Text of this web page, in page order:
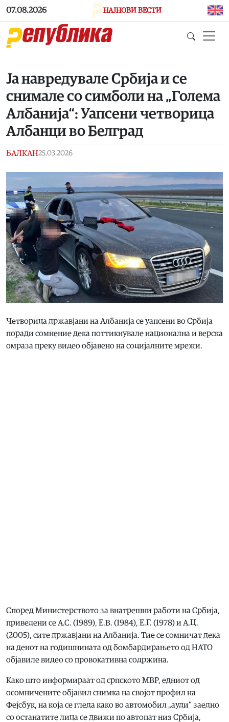
Skip to main content
07.08.2026 НАЈНОВИ ВЕСТИ
Ја навредувале Србија и се
снимале со симболи на „Голема
Албанија“: Уапсени четворица
Албанци во Белград
БАЛКАН25.03.2026
Четворица државјани на Албанија се уапсени во Србија
поради сомнение дека поттикнувале национална и верска
омраза преку видео објавено на социјалните мрежи.
Според Министерството за внатрешни работи на Србија,
приведени се А.С. (1989), Е.В. (1984), Е.Г. (1978) и А.Ц.
(2005), сите државјани на Албанија. Тие се сомничат дека
на денот на годишнината од бомбардирањето од НАТО
објавиле видео со провокативна содржина.
Како што информираат од српското МВР, едниот од
осомничените објавил снимка на својот профил на
Фејсбук, на која се гледа како во автомобил „ауди“ заедно
со останатите лица се движи по автопат низ Србија,